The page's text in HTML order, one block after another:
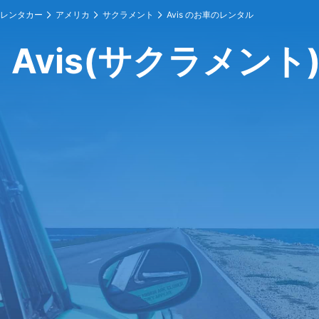
レンタカー アメリカ サクラメント Avis のお車のレンタル
Avis(サクラメント